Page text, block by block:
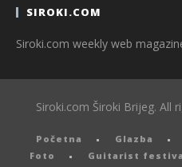
SIROKI.COM
Siroki.com weekly web
Siroki.com Široki Brijeg. All
Početna Glazba
Foto
Guitarist